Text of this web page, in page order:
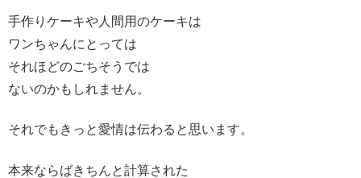
手作りケーキや人間用のケーキは
ワンちゃんにとっては
それほどのごちそうでは
ないのかもしれません。
それでもきっと愛情は伝わると思います。
本来ならばきちんと計算された